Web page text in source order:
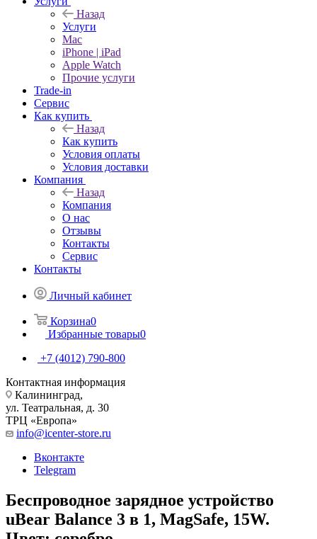
Назад
Услуги
Mac
iPhone | iPad
Apple Watch
Прочие услуги
Trade-in
Сервис
Как купить
Назад
Как купить
Условия оплаты
Условия доставки
Компания
Назад
Компания
О нас
Отзывы
Контакты
Сервис
Контакты
Личный кабинет
Корзина0
Избранные товары0
+7 (4012) 790-800
Контактная информация
Калининград,
ул. Театральная, д. 30
ТРЦ «Европа»
info@icenter-store.ru
Вконтакте
Telegram
Беспроводное зарядное устройство
uBear Balance 3 в 1, MagSafe, 15W.